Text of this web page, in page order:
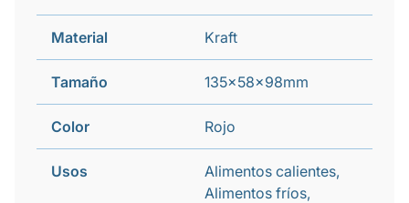
Material Kraft
Tamaño 135x58x98mm
Color Rojo
Usos
Alimentos calientes,
Alimentos fríos,